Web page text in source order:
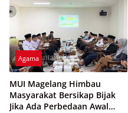
Agama
MUI Magelang Himbau
Masyarakat Bersikap Bijak
Jika Ada Perbedaan Awal